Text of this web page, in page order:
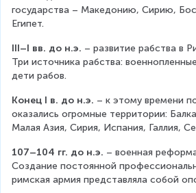
государства – Македонию, Сирию,
Египет.
III–I вв. до н.э. – развитие рабства в
Три источника рабства:
дети рабов.
Конец I в. до н.э. – к этому времени
оказались огромные территории:
Малая Азия, Сирия, Испания, Галлия,
107–104 гг. до н.э. – военная
Создание постоянной
римская армия представляла собой